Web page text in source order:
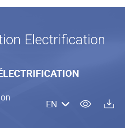
Electrification
EN